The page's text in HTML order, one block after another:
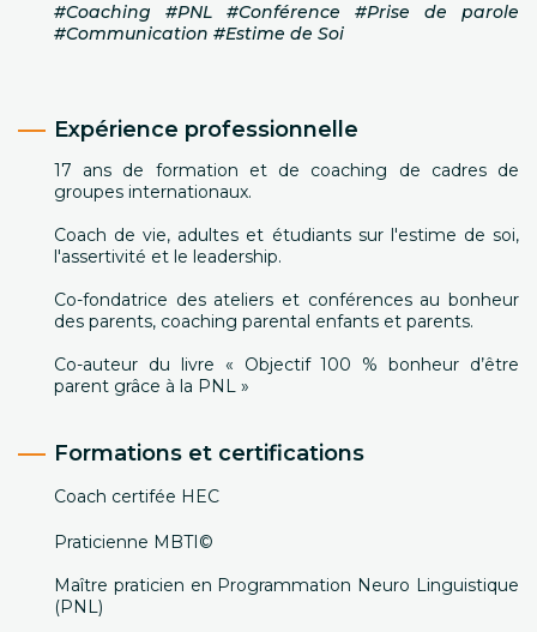
#Coaching #PNL #Conférence #Prise de parole
#Communication #Estime de Soi
Expérience professionnelle
17 ans de formation et de coaching de cadres de
groupes internationaux.
Coach de vie, adultes et étudiants sur l'estime de soi,
l'assertivité et le leadership.
Co-fondatrice des ateliers et conférences au bonheur
des parents, coaching parental enfants et parents.
Co-auteur du livre « Objectif 100 % bonheur d’être
parent grâce à la PNL »
Formations et certifications
Coach certifée HEC
Praticienne MBTI©
Maître praticien en Programmation Neuro Linguistique
(PNL)